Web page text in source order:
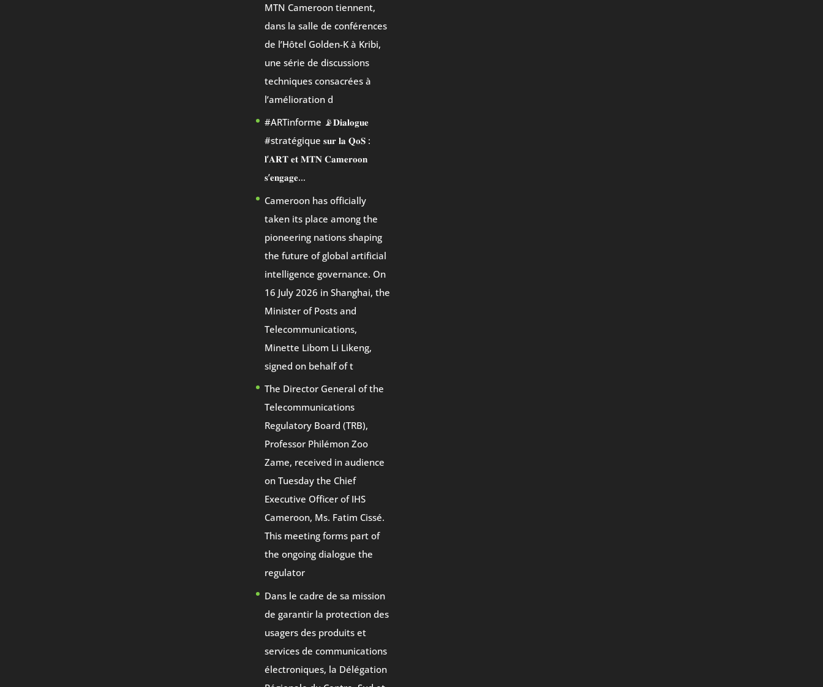
MTN Cameroon tiennent,
dans la salle de conférences
de l’Hôtel Golden-K à Kribi,
une série de discussions
techniques consacrées à
l’amélioration d
#ARTinforme 📡𝐃𝐢𝐚𝐥𝐨𝐠𝐮𝐞
#stratégique 𝐬𝐮𝐫 𝐥𝐚 𝐐𝐨𝐒 :
𝐥’𝐀𝐑𝐓 𝐞𝐭 𝐌𝐓𝐍 𝐂𝐚𝐦𝐞𝐫𝐨𝐨𝐧
𝐬’𝐞𝐧𝐠𝐚𝐠𝐞…
Cameroon has officially
taken its place among the
pioneering nations shaping
the future of global artificial
intelligence governance. On
16 July 2026 in Shanghai, the
Minister of Posts and
Telecommunications,
Minette Libom Li Likeng,
signed on behalf of t
The Director General of the
Telecommunications
Regulatory Board (TRB),
Professor Philémon Zoo
Zame, received in audience
on Tuesday the Chief
Executive Officer of IHS
Cameroon, Ms. Fatim Cissé.
This meeting forms part of
the ongoing dialogue the
regulator
Dans le cadre de sa mission
de garantir la protection des
usagers des produits et
services de communications
électroniques, la Délégation